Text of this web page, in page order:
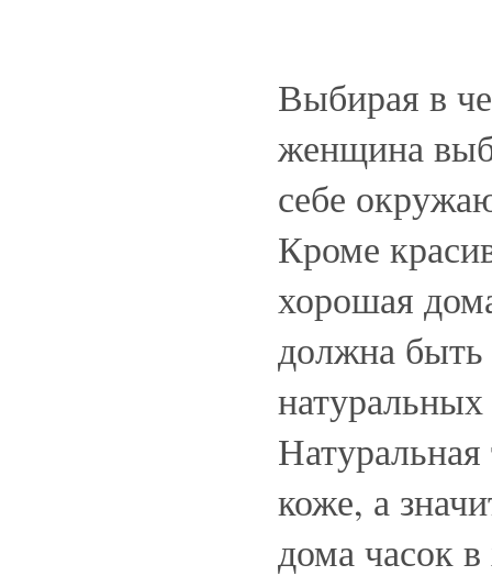
Выбирая в
женщина
себе
Кроме
хорошая
должна быть
коже, а
дома часок